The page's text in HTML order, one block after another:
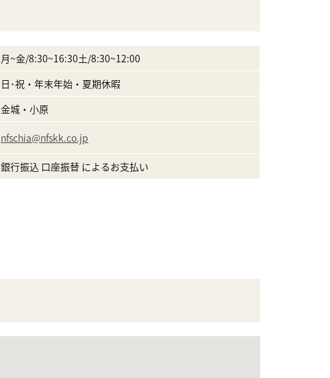
月~金/8:30~16:30土/8:30~12:00
日･祝・年末年始・夏期休暇
金城・小原
nfschia@nfskk.co.jp
銀行振込 口座振替 によるお支払い